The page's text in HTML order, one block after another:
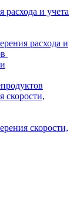
расхода и учета
расхода и
скорости,
скорости,